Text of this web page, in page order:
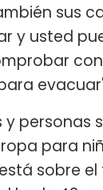
sus
y usted
y personas
para
sobre